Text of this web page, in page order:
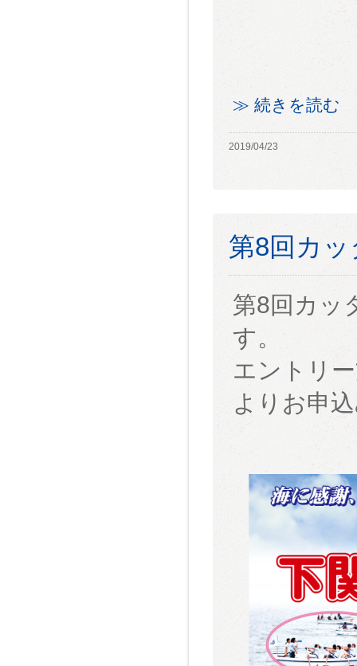
≫ 続きを読む
2019/04/23
第8回カ
第8回カッ
す。
エントリ
よりお申